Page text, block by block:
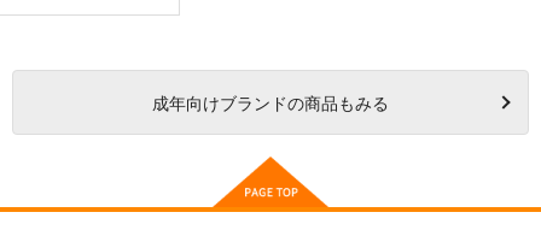
成年向けブランドの商品もみる